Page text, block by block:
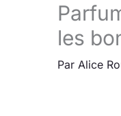
les
Par Alice